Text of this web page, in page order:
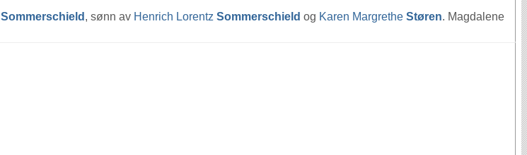
Sommerschield , sønn av Henrich Lorentz Sommerschield og Karen Margrethe Støren. Magdalene